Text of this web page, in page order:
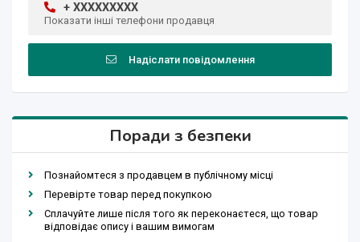
+ XXXXXXXXX
Показати інші телефони продавця
Надіслати повідомлення
Поради з безпеки
Познайомтеся з продавцем в публічному місці
Перевірте товар перед покупкою
Сплачуйте лише після того як переконаєтеся, що товар
відповідає опису і вашим вимогам